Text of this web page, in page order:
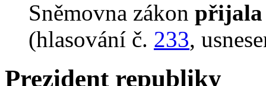
Sněmovna zákon přijala
(hlasování č. 233,
Prezident republiky